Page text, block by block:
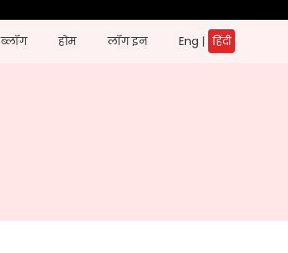
ब्लॉग होम लॉग इन Eng | हिंदी